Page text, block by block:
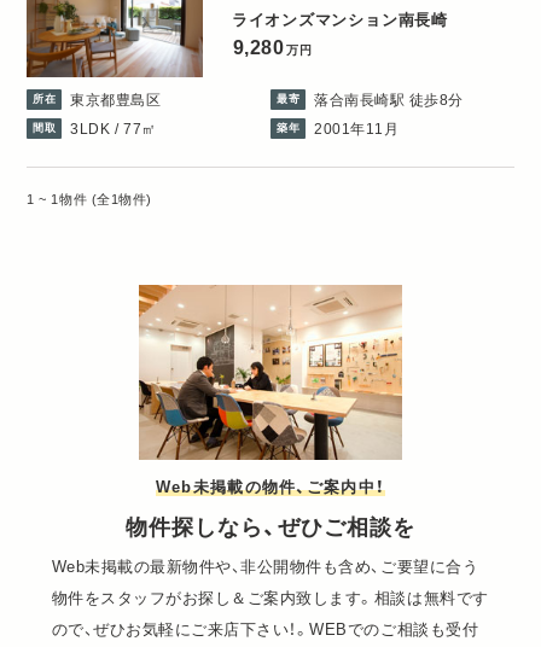
ライオンズマンション南長崎
9,280 万円
所在 東京都豊島区 最寄 落合南長崎駅 徒歩8分
間取 3LDK / 77㎡ 築年 2001年11月
1 ~ 1物件 (全1物件)
Web未掲載の物件、ご案内中！
物件探しなら、ぜひご相談を
Web未掲載の最新物件や、非公開物件も含め、ご要望に合う
物件をスタッフがお探し＆ご案内致します。相談は無料です
ので、ぜひお気軽にご来店下さい！。WEBでのご相談も受付